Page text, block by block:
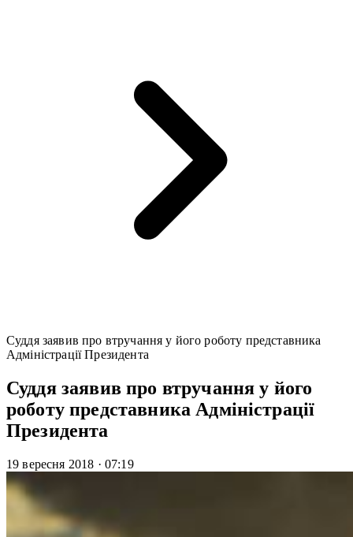
Суддя заявив про втручання у його роботу представника
Адміністрації Президента
Суддя заявив про втручання у його
роботу представника Адміністрації
Президента
19 вересня 2018 · 07:19